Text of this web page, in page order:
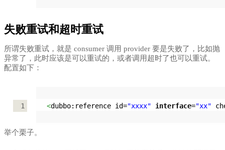
失败重试和超时重试
所谓失败重试，就是 consumer 调用 provider 要是失败了，比如抛
异常了，此时应该是可以重试的，或者调用超时了也可以重试。
配置如下：
1 <dubbo:reference id="xxxx" interface="xx"
举个栗子。